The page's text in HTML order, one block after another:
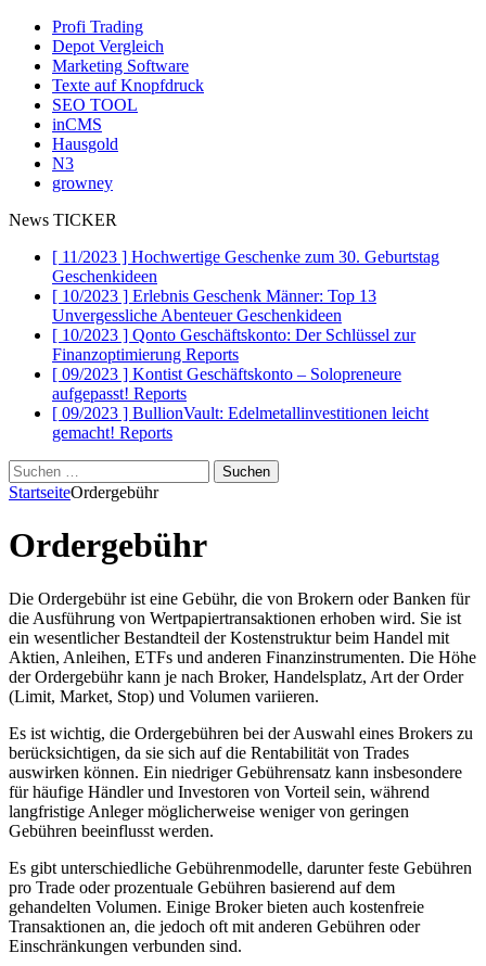
Profi Trading
Depot Vergleich
Marketing Software
Texte auf Knopfdruck
SEO TOOL
inCMS
Hausgold
N3
growney
News TICKER
[ 11/2023 ] Hochwertige Geschenke zum 30. Geburtstag
Geschenkideen
[ 10/2023 ] Erlebnis Geschenk Männer: Top 13
Unvergessliche AbenteuerGeschenkideen
[ 10/2023 ] Qonto Geschäftskonto: Der Schlüssel zur
Finanzoptimierung Reports
[ 09/2023 ] Kontist Geschäftskonto – Solopreneure
aufgepasst! Reports
[ 09/2023 ] BullionVault: Edelmetallinvestitionen leicht
gemacht! Reports
Suchen
nach:
StartseiteOrdergebühr
Ordergebühr
Die Ordergebühr ist eine Gebühr, die von Brokern oder Banken für
die Ausführung von Wertpapiertransaktionen erhoben wird. Sie ist
ein wesentlicher Bestandteil der Kostenstruktur beim Handel mit
Aktien, Anleihen, ETFs und anderen Finanzinstrumenten. Die Höhe
der Ordergebühr kann je nach Broker, Handelsplatz, Art der Order
(Limit, Market, Stop) und Volumen variieren.
Es ist wichtig, die Ordergebühren bei der Auswahl eines Brokers zu
berücksichtigen, da sie sich auf die Rentabilität von Trades
auswirken können. Ein niedriger Gebührensatz kann insbesondere
für häufige Händler und Investoren von Vorteil sein, während
langfristige Anleger möglicherweise weniger von geringen
Gebühren beeinflusst werden.
Es gibt unterschiedliche Gebührenmodelle, darunter feste Gebühren
pro Trade oder prozentuale Gebühren basierend auf dem
gehandelten Volumen. Einige Broker bieten auch kostenfreie
Transaktionen an, die jedoch oft mit anderen Gebühren oder
Einschränkungen verbunden sind.